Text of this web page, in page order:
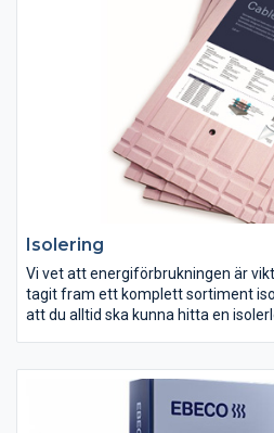
Isolering
Vi vet att energiförbrukningen är
tagit fram ett komplett sortiment
att du alltid ska kunna hitta en